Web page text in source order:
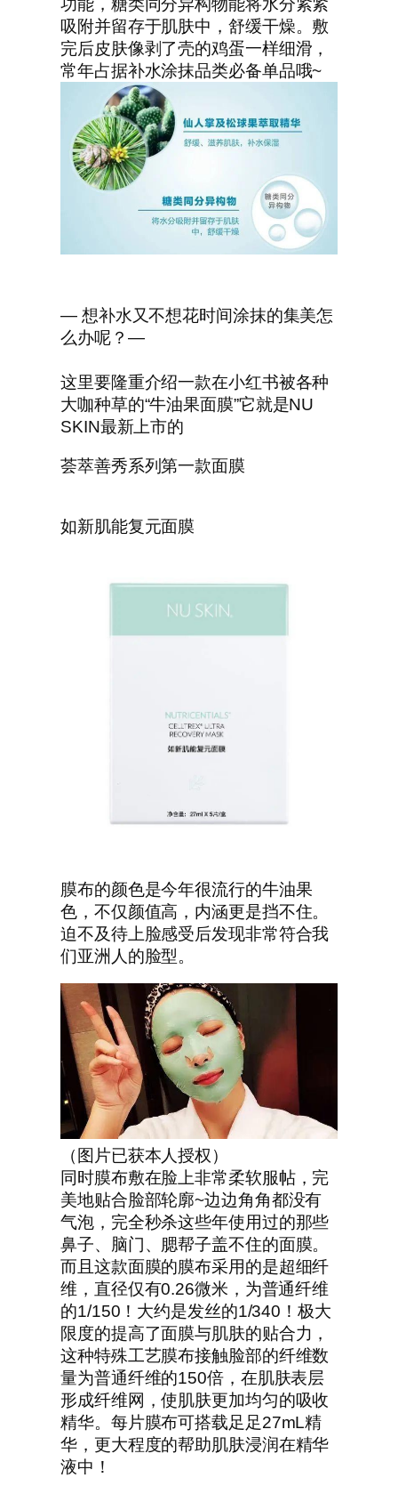
功能，糖类同分异构物能将水分紧紧
吸附并留存于肌肤中，舒缓干燥。敷
完后皮肤像剥了壳的鸡蛋一样细滑，
常年占据补水涂抹品类必备单品哦~
— 想补水又不想花时间涂抹的集美怎
么办呢？—
这里要隆重介绍一款在小红书被各种
大咖种草的“牛油果面膜”它就是NU
SKIN最新上市的
荟萃善秀系列第一款面膜
如新肌能复元面膜
膜布的颜色是今年很流行的牛油果
色，不仅颜值高，内涵更是挡不住。
迫不及待上脸感受后发现非常符合我
们亚洲人的脸型。
（图片已获本人授权）
同时膜布敷在脸上非常柔软服帖，完
美地贴合脸部轮廓~边边角角都没有
气泡，完全秒杀这些年使用过的那些
鼻子、脑门、腮帮子盖不住的面膜。
而且这款面膜的膜布采用的是超细纤
维，直径仅有0.26微米，为普通纤维
的1/150！大约是发丝的1/340！极大
限度的提高了面膜与肌肤的贴合力，
这种特殊工艺膜布接触脸部的纤维数
量为普通纤维的150倍，在肌肤表层
形成纤维网，使肌肤更加均匀的吸收
精华。每片膜布可搭载足足27mL精
华，更大程度的帮助肌肤浸润在精华
液中！